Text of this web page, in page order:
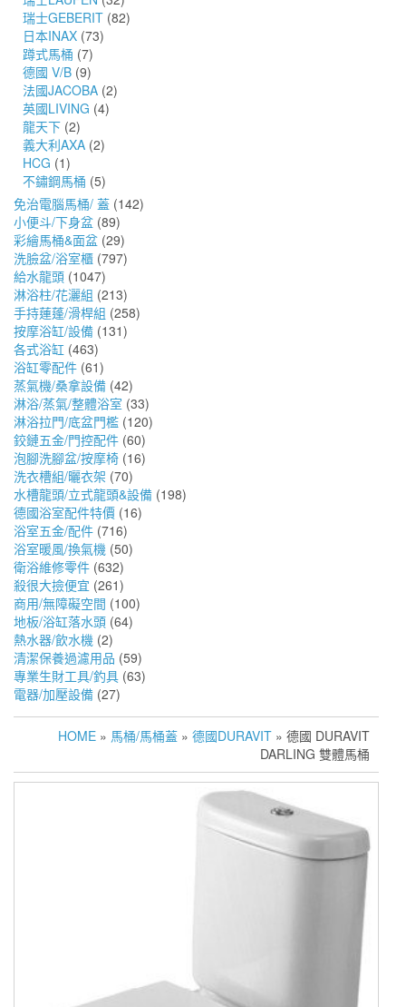
瑞士GEBERIT (82)
日本INAX (73)
蹲式馬桶 (7)
德國 V/B (9)
法國JACOBA (2)
英國LIVING (4)
龍天下 (2)
義大利AXA (2)
HCG (1)
不鏽鋼馬桶 (5)
免治電腦馬桶/ 蓋 (142)
小便斗/下身盆 (89)
彩繪馬桶&面盆 (29)
洗臉盆/浴室櫃 (797)
給水龍頭 (1047)
淋浴柱/花灑組 (213)
手持蓮蓬/滑桿組 (258)
按摩浴缸/設備 (131)
各式浴缸 (463)
浴缸零配件 (61)
蒸氣機/桑拿設備 (42)
淋浴/蒸氣/整體浴室 (33)
淋浴拉門/底盆門檻 (120)
鉸鏈五金/門控配件 (60)
泡腳洗腳盆/按摩椅 (16)
洗衣槽組/曬衣架 (70)
水槽龍頭/立式龍頭&設備 (198)
德國浴室配件特價 (16)
浴室五金/配件 (716)
浴室暖風/換氣機 (50)
衛浴維修零件 (632)
殺很大撿便宜 (261)
商用/無障礙空間 (100)
地板/浴缸落水頭 (64)
熱水器/飲水機 (2)
清潔保養過濾用品 (59)
專業生財工具/釣具 (63)
電器/加壓設備 (27)
HOME » 馬桶/馬桶蓋 » 德國DURAVIT » 德國 DURAVIT
DARLING 雙體馬桶